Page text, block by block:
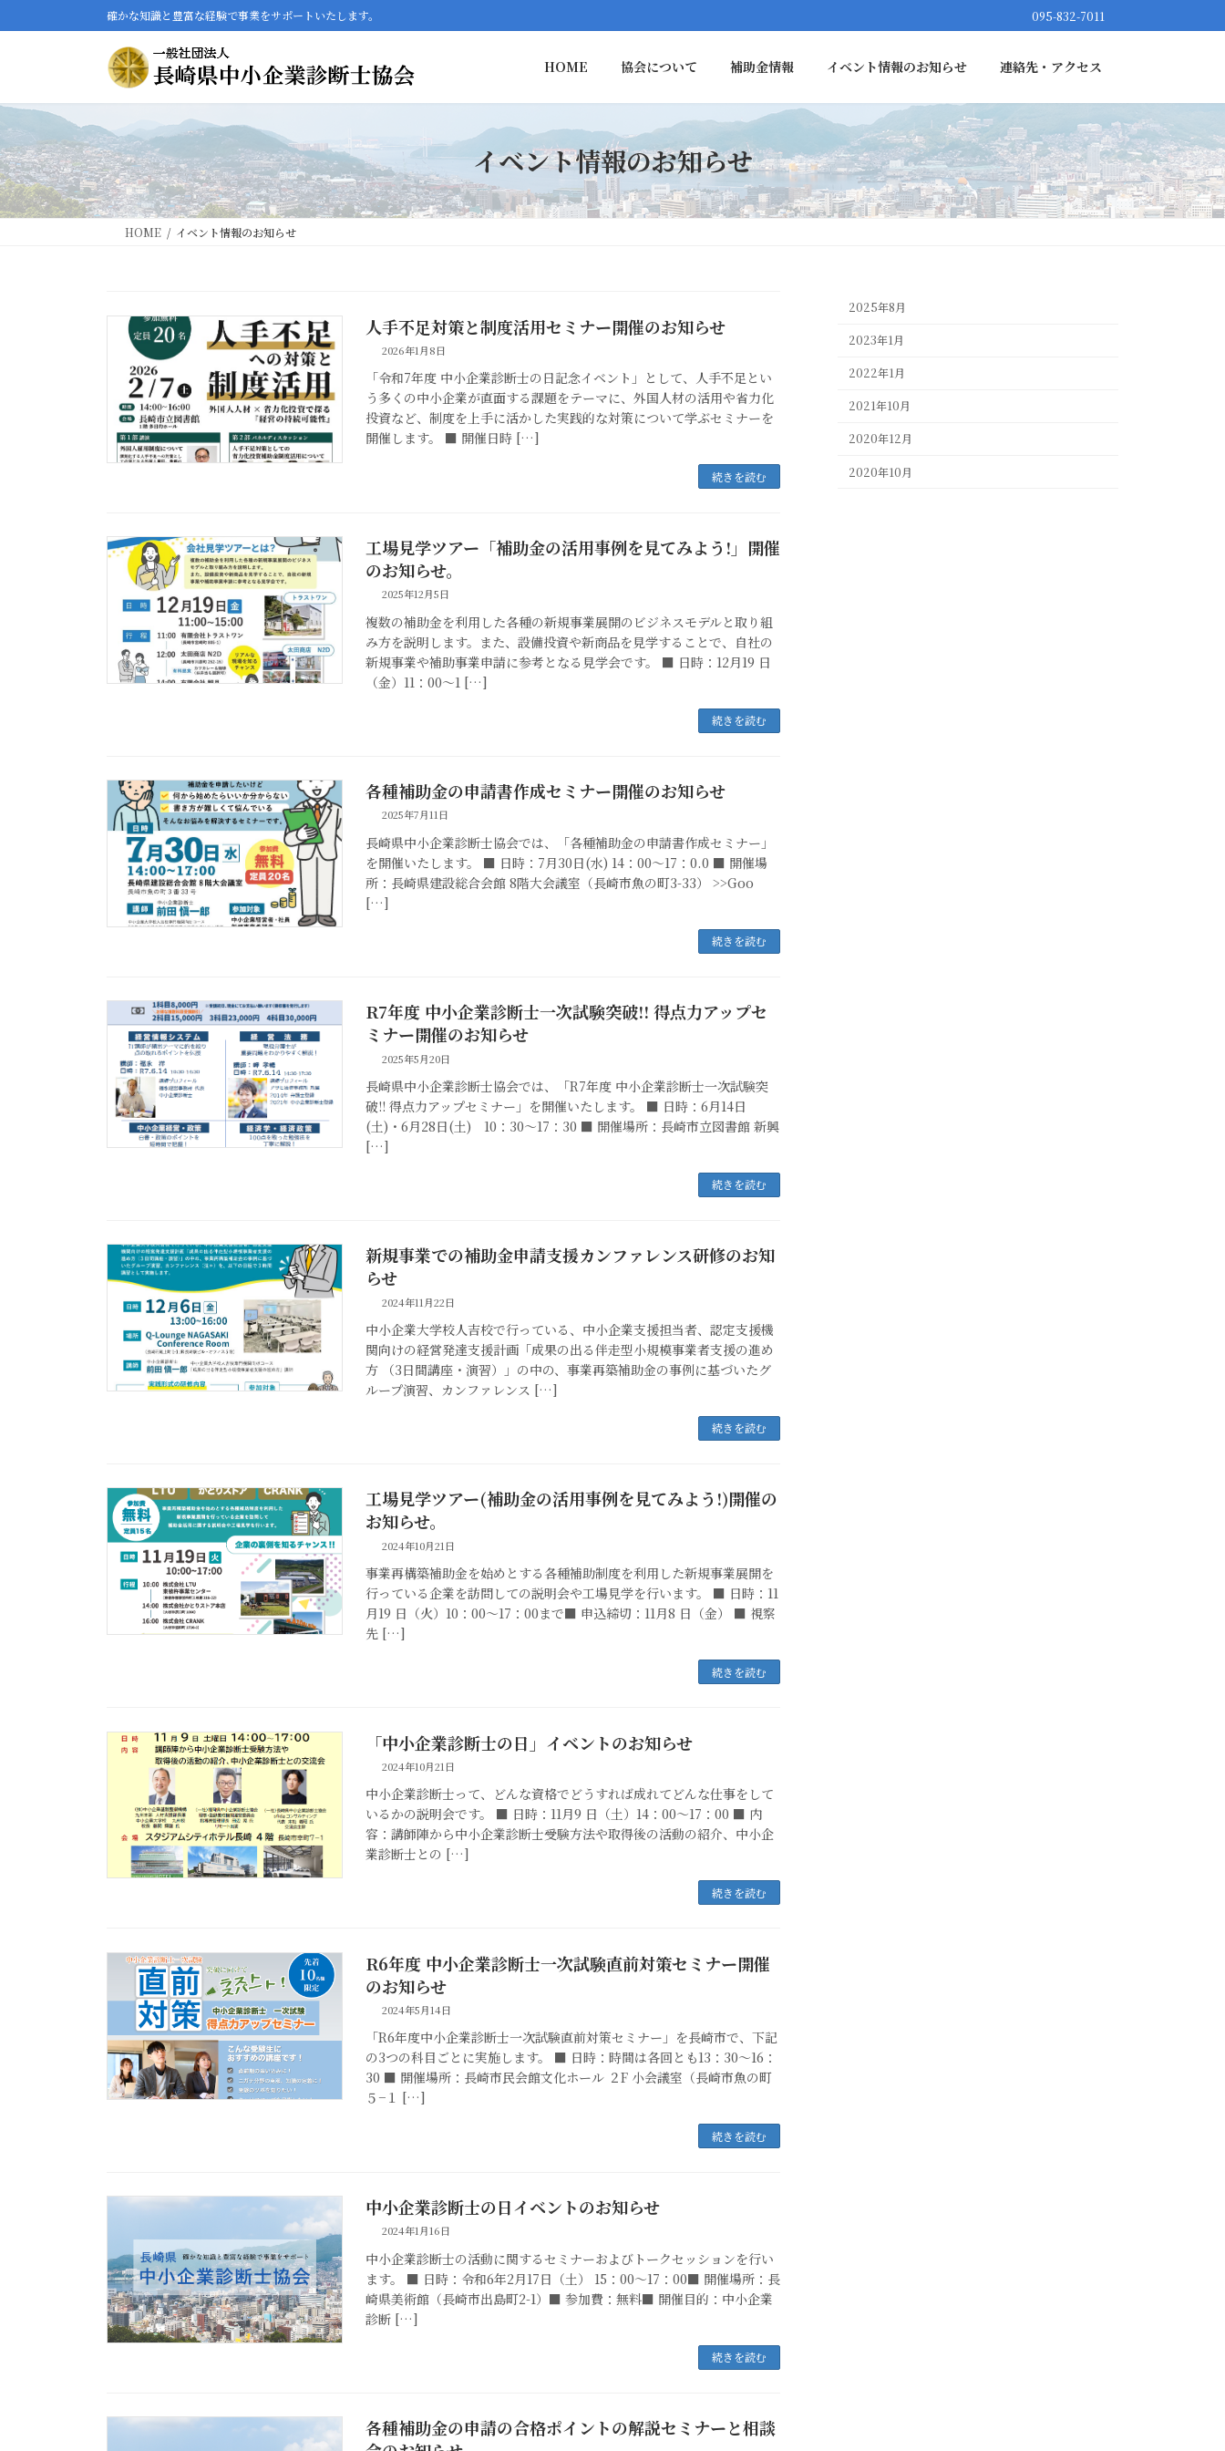
ン
へ
キ
ッ
プ
ビ
ョ
に
移
動
確かな知識と豊富な経験で事業をサポートいたします。 095-832-7011
HOME 協会について 補助金情報 イベント情報のお知らせ 連絡先・アクセス
イベント情報のお知らせ
HOME イベント情報のお知らせ
人手不足対策と制度活用セミナー開催のお知らせ
2026年1月8日
「令和7年度 中小企業診断士の日記念イベント」として、人手不足とい
う多くの中小企業が直面する課題をテーマに、外国人材の活用や省力化
投資など、制度を上手に活かした実践的な対策について学ぶセミナーを
開催します。 ■ 開催日時 […]
続きを読む
工場見学ツアー「補助金の活用事例を見てみよう!」開催
のお知らせ。
2025年12月5日
複数の補助金を利用した各種の新規事業展開のビジネスモデルと取り組
み方を説明します。また、設備投資や新商品を見学することで、自社の
新規事業や補助事業申請に参考となる見学会です。 ■ 日時：12月19 日
（金）11：00～1 […]
続きを読む
各種補助金の申請書作成セミナー開催のお知らせ
2025年7月11日
長崎県中小企業診断士協会では、「各種補助金の申請書作成セミナー」
を開催いたします。 ■ 日時：7月30日(水) 14：00～17：0.0 ■ 開催場
所：長崎県建設総合会館 8階大会議室（長崎市魚の町3-33） >>Goo
[…]
続きを読む
R7年度 中小企業診断士一次試験突破!! 得点力アップセ
ミナー開催のお知らせ
2025年5月20日
長崎県中小企業診断士協会では、「R7年度 中小企業診断士一次試験突
破!! 得点力アップセミナー」を開催いたします。 ■ 日時：6月14日
(土)・6月28日(土) 10：30～17：30 ■ 開催場所：長崎市立図書館 新興
[…]
続きを読む
新規事業での補助金申請支援カンファレンス研修のお知
らせ
2024年11月22日
中小企業大学校人吉校で行っている、中小企業支援担当者、認定支援機
関向けの経営発達支援計画「成果の出る伴走型小規模事業者支援の進め
方 （3日間講座・演習）」の中の、事業再築補助金の事例に基づいたグ
ループ演習、カンファレンス […]
続きを読む
工場見学ツアー(補助金の活用事例を見てみよう!)開催の
お知らせ。
2024年10月21日
事業再構築補助金を始めとする各種補助制度を利用した新規事業展開を
行っている企業を訪問しての説明会や工場見学を行います。 ■ 日時：11
月19 日（火）10：00～17：00まで■ 申込締切：11月8 日（金） ■ 視察
先 […]
続きを読む
「中小企業診断士の日」イベントのお知らせ
2024年10月21日
中小企業診断士って、どんな資格でどうすれば成れてどんな仕事をして
いるかの説明会です。 ■ 日時：11月9 日（土）14：00～17：00 ■ 内
容：講師陣から中小企業診断士受験方法や取得後の活動の紹介、中小企
業診断士との […]
続きを読む
R6年度 中小企業診断士一次試験直前対策セミナー開催
のお知らせ
2024年5月14日
「R6年度中小企業診断士一次試験直前対策セミナー」を長崎市で、下記
の3つの科目ごとに実施します。 ■ 日時：時間は各回とも13：30～16：
30 ■ 開催場所：長崎市民会館文化ホール ２F 小会議室（長崎市魚の町
５−１ […]
続きを読む
中小企業診断士の日イベントのお知らせ
2024年1月16日
中小企業診断士の活動に関するセミナーおよびトークセッションを行い
ます。 ■ 日時：令和6年2月17日（土） 15：00～17：00■ 開催場所：長
崎県美術館（長崎市出島町2-1）■ 参加費：無料■ 開催目的：中小企業
診断 […]
続きを読む
各種補助金の申請の合格ポイントの解説セミナーと相談
2025年8月
2023年1月
2022年1月
2021年10月
2020年12月
2020年10月